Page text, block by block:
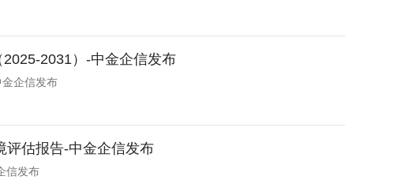
2031）-中金企信发布
企信发布
评估报告-中金企信发布
信发布